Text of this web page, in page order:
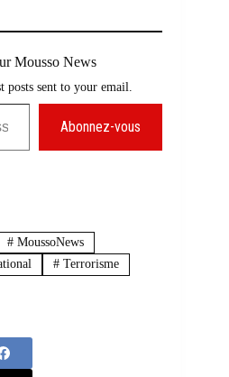
Mousso News
posts sent to your email.
Abonnez-vous
# MoussoNews
#Terrorisme